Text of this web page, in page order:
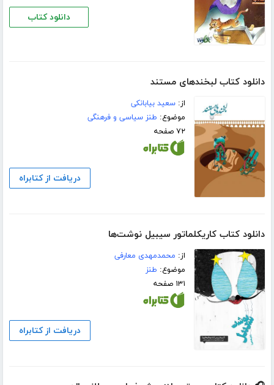
دانلود کتاب
دانلود کتاب لبخندهای مستند
از:سعید بیابانکی
موضوع: طنز سیاسی و فرهنگی
۷۲ صفحه
دریافت از کتابراه
دانلود کتاب کاریکلماتور سیبیل نوشت‌ها
از: محمدمهدی معارفی
موضوع: طنز
۱۳۱ صفحه
دریافت از کتابراه